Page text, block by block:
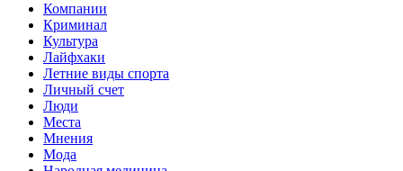
Компании
Криминал
Культура
Лайфхаки
Летние виды спорта
Личный счет
Люди
Места
Мнения
Мода